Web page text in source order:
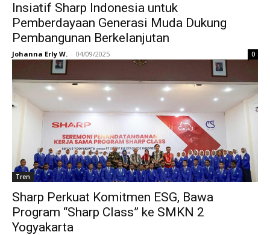
Insiatif Sharp Indonesia untuk
Pemberdayaan Generasi Muda Dukung
Pembangunan Berkelanjutan
Johanna Erly W. - 04/09/2025 0
Tren
Sharp Perkuat Komitmen ESG, Bawa
Program “Sharp Class” ke SMKN 2
Yogyakarta